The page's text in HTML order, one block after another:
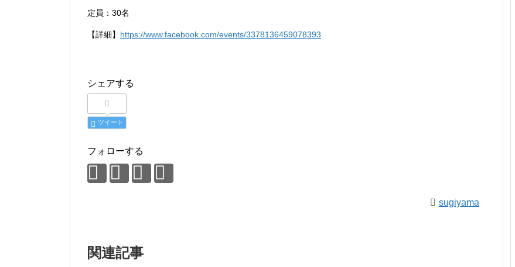
定員：30名
【詳細】 https://www.facebook.com/events/3378136459078393
シェアする
ツイート
フォローする
sugiyama
関連記事